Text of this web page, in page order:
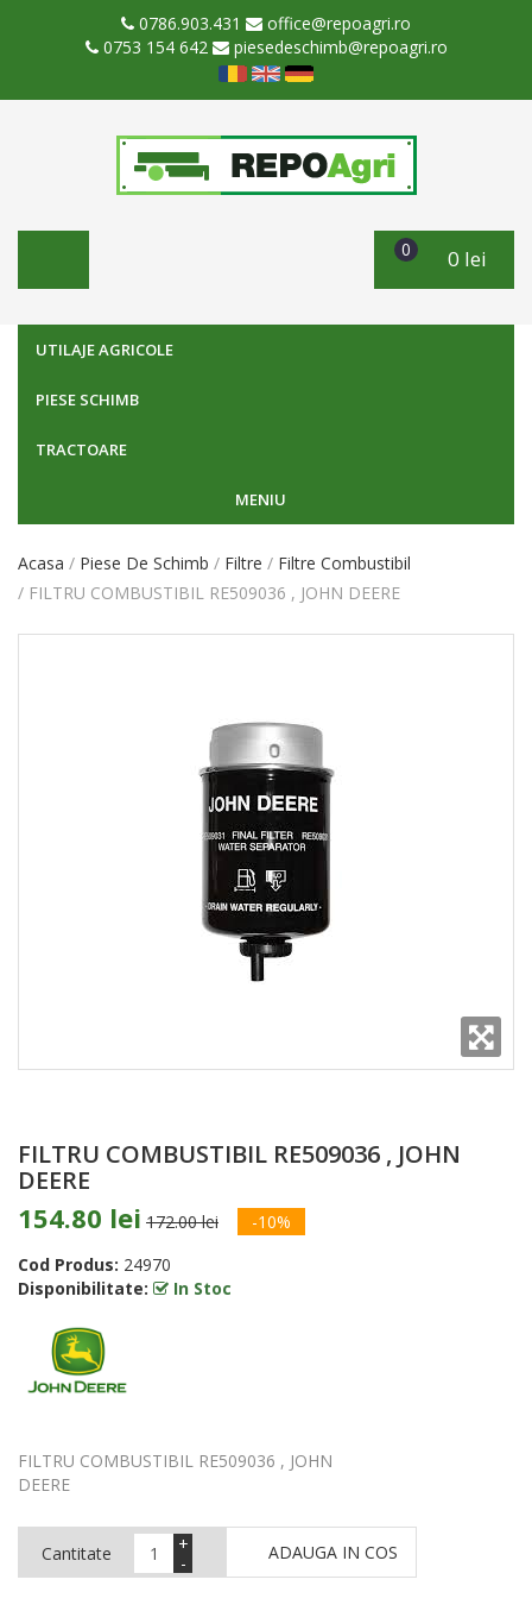
0786.903.431
office@repoagri.ro
0753 154 642
piesedeschimb@repoagri.ro
0 0 lei
UTILAJE AGRICOLE
PIESE SCHIMB
TRACTOARE
MENIU
Acasa Piese De Schimb Filtre
Filtre Combustibil
FILTRU COMBUSTIBIL RE509036 , JOHN DEERE
FILTRU COMBUSTIBIL RE509036 , JOHN
DEERE
154.80 lei 172.00 lei
-10%
Cod Produs: 24970
Disponibilitate:
In Stoc
FILTRU COMBUSTIBIL RE509036 , JOHN
DEERE
Cantitate -
+ ADAUGA IN COS